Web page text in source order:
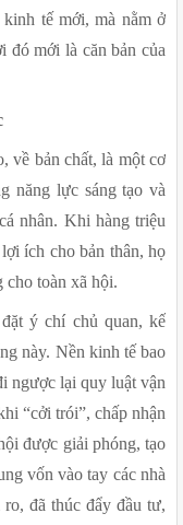
tế mới, mà nằm ở
đó mới là căn bản của
về bản chất, là một cơ
năng lực sáng tạo và
nhân. Khi hàng triệu
ích cho bản thân, họ
cho toàn xã hội.
ý chí chủ quan, kế
này. Nền kinh tế bao
ngược lại quy luật vận
“cởi trói”, chấp nhận
được giải phóng, tạo
vốn vào tay các nhà
đã thúc đẩy đầu tư,